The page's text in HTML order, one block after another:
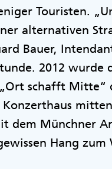
Touristen.
alternativen
Bauer,
2012 wurde
schafft Mitte“
dem Münchner
Hang zum